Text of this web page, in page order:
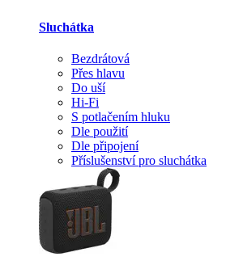
Sluchátka
Bezdrátová
Přes hlavu
Do uší
Hi-Fi
S potlačením hluku
Dle použití
Dle připojení
Příslušenství pro sluchátka